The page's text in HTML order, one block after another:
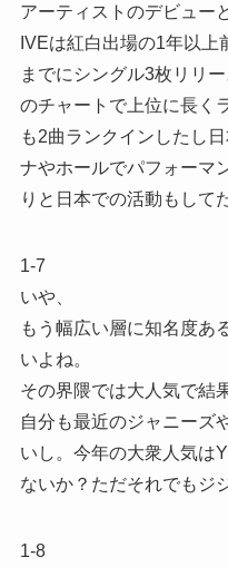
アーティストのデビュー
IVEは紅白出場の1年以
までにシングル3枚リリ
のチャートで上位に長く
も2曲ランクインしたし
ナやホールでパフォーマ
りと日本での活動もして
1-7
いや、
もう幅広い層に知名度あ
いよね。
その界隈では大人気で結
自分も最近のジャニーズ
いし。今年の大衆人気は
ないか？ただそれでもジ
1-8